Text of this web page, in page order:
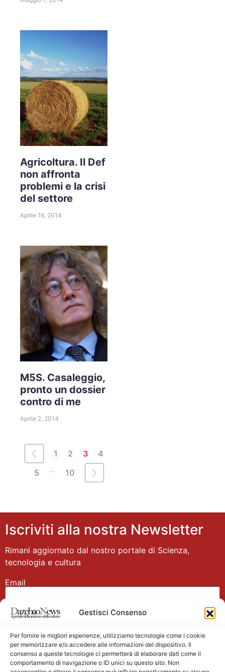
Gestisci Consenso
Per fornire le migliori esperienze, utilizziamo tecnologie come i cookie
per memorizzare e/o accedere alle informazioni del dispositivo. Il
consenso a queste tecnologie ci permetterà di elaborare dati come il
comportamento di navigazione o ID unici su questo sito. Non
Agricoltura. Il Def
non affronta
problemi e la crisi
del settore
Aprile 16, 2014
M5S. Casaleggio,
pronto un dossier
contro di me
Aprile 2, 2014
1 2 3
4
5
... 10
Iscriviti alla nostra Newsletter
Rimani aggiornato dal nostro portale di Scienza,
tecnologia e cultura
Email
Nome